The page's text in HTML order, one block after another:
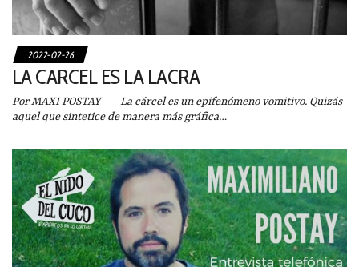
2022-02-26
LA CARCEL ES LA LACRA
Por MAXI POSTAY La cárcel es un epifenómeno vomitivo. Quizás
aquel que sintetice de manera más gráfica…